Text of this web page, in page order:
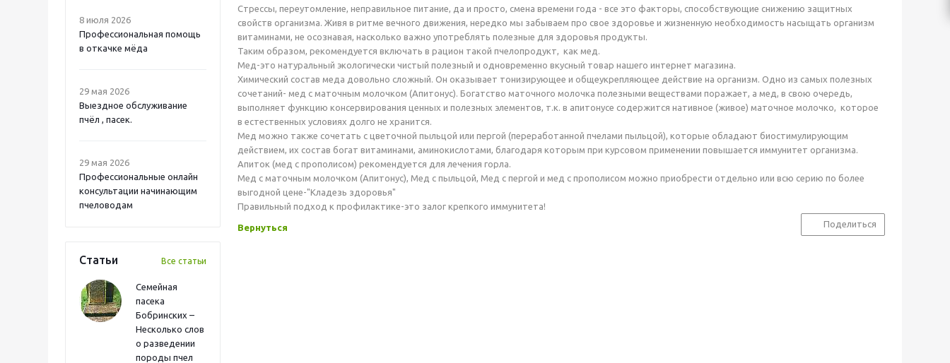
8 июля 2026
Профессиональная помощь
в откачке мёда
29 мая 2026
Выездное обслуживание
пчёл , пасек.
29 мая 2026
Профессиональные онлайн
консультации начинающим
пчеловодам
Статьи Все статьи
Семейная
пасека
Бобринских –
Несколько слов
о разведении
породы пчел
Стрессы, переутомление, неправильное питание, да и просто, смена времени года - все это факторы, способствующие снижению защитных
свойств организма. Живя в ритме вечного движения, нередко мы забываем про свое здоровье и жизненную необходимость насыщать организм
витаминами, не осознавая, насколько важно употреблять полезные для здоровья продукты.
Таким образом, рекомендуется включать в рацион такой пчелопродукт, как мед.
Мед-это натуральный экологически чистый полезный и одновременно вкусный товар нашего интернет магазина.
Химический состав меда довольно сложный. Он оказывает тонизирующее и общеукрепляющее действие на организм. Одно из самых полезных
сочетаний- мед с маточным молочком (Апитонус). Богатство маточного молочка полезными веществами поражает, а мед, в свою очередь,
выполняет функцию консервирования ценных и полезных элементов, т.к. в апитонусе содержится нативное (живое) маточное молочко, которое
в естественных условиях долго не хранится.
Мед можно также сочетать с цветочной пыльцой или пергой (переработанной пчелами пыльцой), которые обладают биостимулирующим
действием, их состав богат витаминами, аминокислотами, благодаря которым при курсовом применении повышается иммунитет организма.
Апиток (мед с прополисом) рекомендуется для лечения горла.
Мед с маточным молочком (Апитонус), Мед с пыльцой, Мед с пергой и мед с прополисом можно приобрести отдельно или всю серию по более
выгодной цене-"Кладезь здоровья"
Правильный подход к профилактике-это залог крепкого иммунитета!
Вернуться Поделиться